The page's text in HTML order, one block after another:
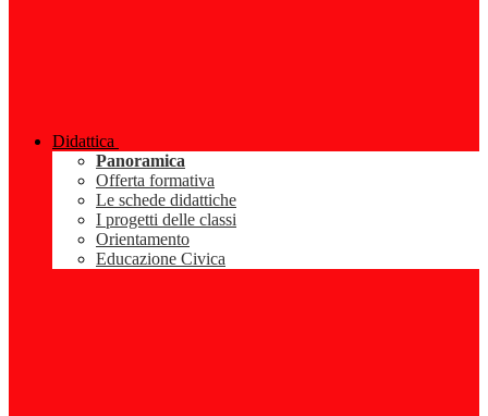
Didattica
Panoramica
Offerta formativa
Le schede didattiche
I progetti delle classi
Orientamento
Educazione Civica